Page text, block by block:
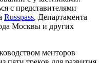
с представителями
Russpass, Департамента
Москвы и других
менторов